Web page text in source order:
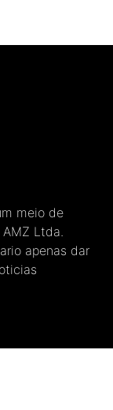
meio de
Ltda.
apenas dar